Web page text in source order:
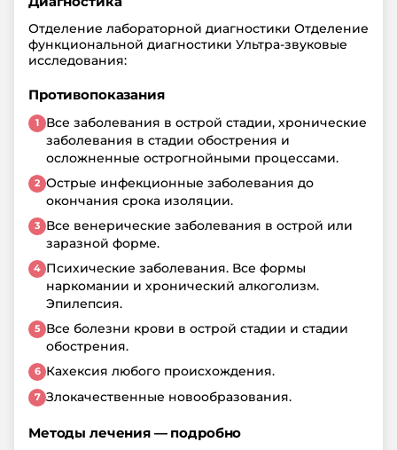
Отделение лабораторной диагностики Отделение
функциональной диагностики Ультра-звуковые
исследования:
Противопоказания
Все заболевания в острой стадии, хронические
заболевания в стадии обострения и
осложненные острогнойными процессами.
Острые инфекционные заболевания до
окончания срока изоляции.
Все венерические заболевания в острой или
заразной форме.
Психические заболевания. Все формы
наркомании и хронический алкоголизм.
Эпилепсия.
Все болезни крови в острой стадии и стадии
обострения.
Кахексия любого происхождения.
Злокачественные новообразования.
Методы лечения — подробно